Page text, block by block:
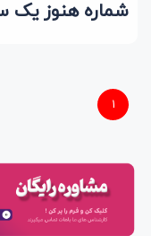
شماره هنوز یک
1